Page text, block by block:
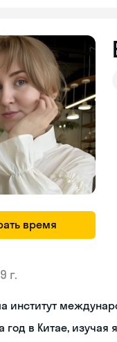
время
г.
институт
год в Китае, изучая